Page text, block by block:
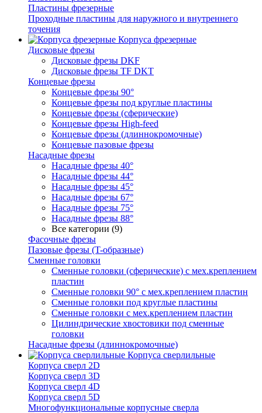
Пластины фрезерные
Проходные пластины для наружного и внутреннего
точения
Корпуса фрезерные
Дисковые фрезы
Дисковые фрезы DKF
Дисковые фрезы TF DKT
Концевые фрезы
Концевые фрезы 90°
Концевые фрезы под круглые пластины
Концевые фрезы (сферические)
Концевые фрезы High-feed
Концевые фрезы (длиннокромочные)
Концевые пазовые фрезы
Насадные фрезы
Насадные фрезы 40°
Насадные фрезы 44°
Насадные фрезы 45°
Насадные фрезы 67°
Насадные фрезы 75°
Насадные фрезы 88°
Все категории (9)
Фасочные фрезы
Пазовые фрезы (T-образные)
Сменные головки
Сменные головки (сферические) с мех.креплением
пластин
Сменные головки 90° с мех.креплением пластин
Сменные головки под круглые пластины
Сменные головки с мех.креплением пластин
Цилиндрические хвостовики под сменные
головки
Насадные фрезы (длиннокромочные)
Корпуса сверлильные
Корпуса сверл 2D
Корпуса сверл 3D
Корпуса сверл 4D
Корпуса сверл 5D
Многофункциональные корпусные сверла